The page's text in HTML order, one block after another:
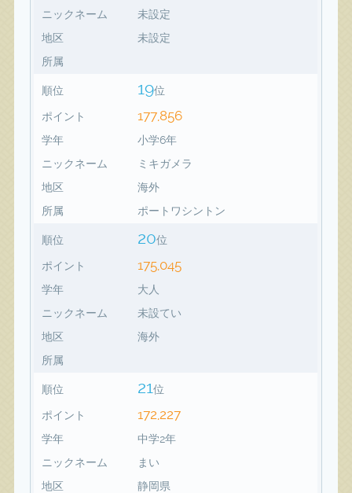
ニックネーム
未設定
地区
未設定
所属
順位 19位
ポイント 177,856
学年
小学6年
ニックネーム
ミキガメラ
地区
海外
所属
ポートワシントン
順位 20位
ポイント 175,045
学年
大人
ニックネーム
未設てい
地区
海外
所属
順位 21位
ポイント 172,227
学年
中学2年
ニックネーム
まい
地区
静岡県